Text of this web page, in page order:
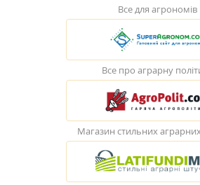
Все для агрономів
Все про аграрну
Магазин стильних